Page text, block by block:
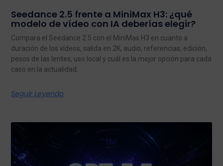
Seedance 2.5 frente a MiniMax H3: ¿qué
modelo de vídeo con IA deberías elegir?
Compara el Seedance 2.5 con el MiniMax H3 en cuanto a
duración de los vídeos, salida en 2K, audio, referencias, edición,
pesos de las lentes, uso local y cuál es la mejor opción para cada
caso en la actualidad.
Seguir Leyendo